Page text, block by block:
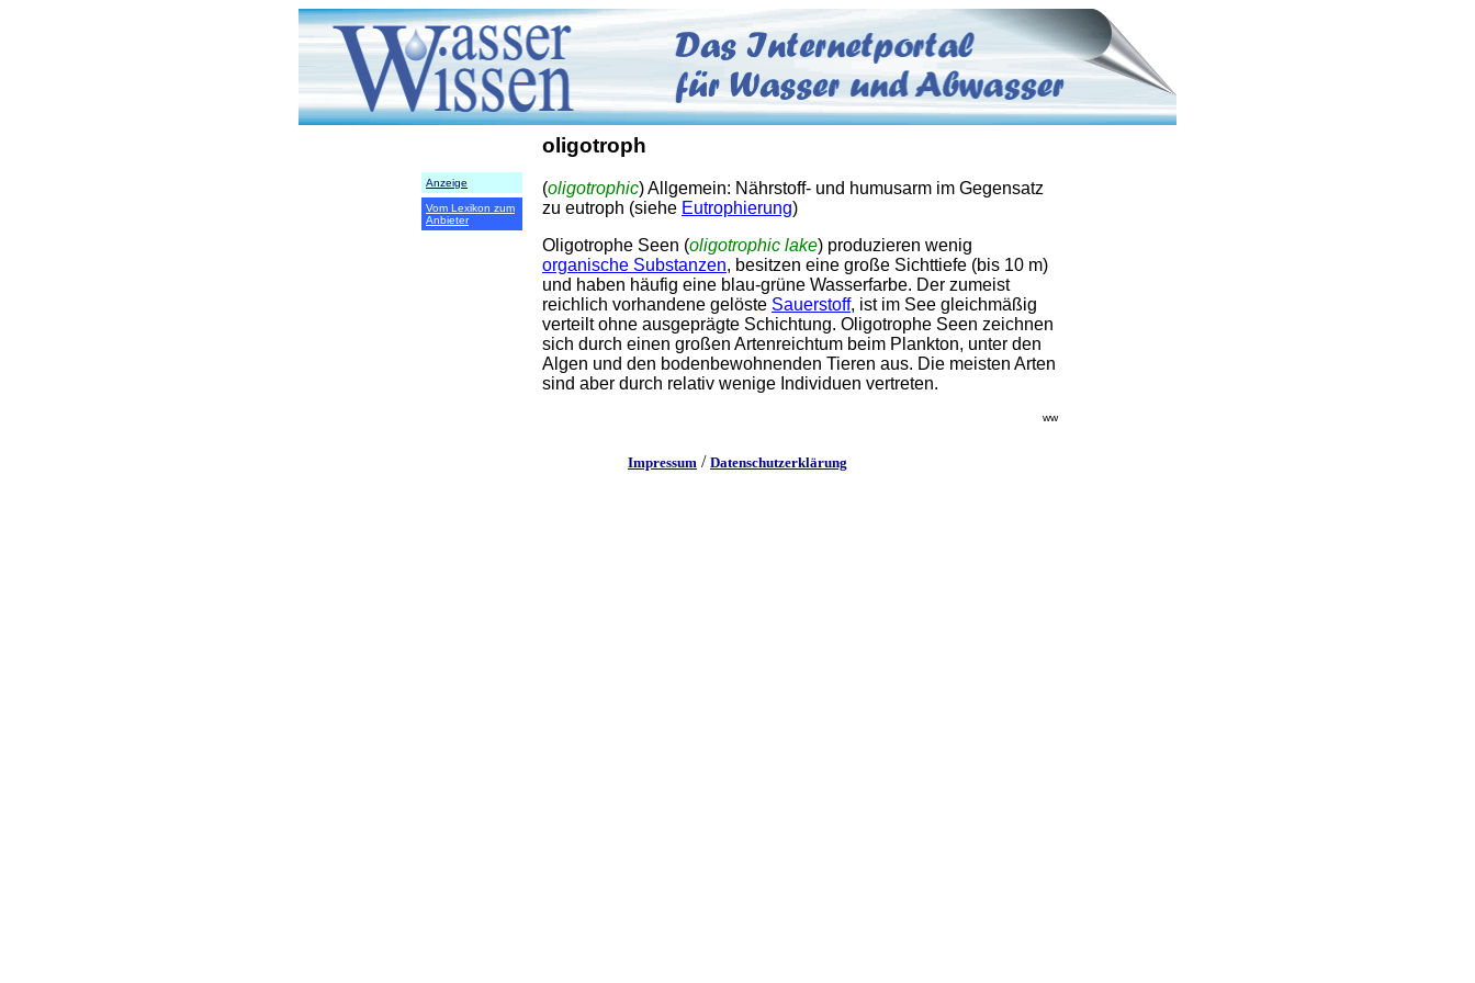
Anzeige
Vom Lexikon zum
Anbieter
oligotroph
(oligotrophic) Allgemein: Nährstoff- und humusarm im Gegensatz
zu eutroph (siehe Eutrophierung)
Oligotrophe Seen (oligotrophic lake) produzieren wenig
organische Substanzen, besitzen eine große Sichttiefe (bis 10 m)
und haben häufig eine blau-grüne Wasserfarbe. Der zumeist
reichlich vorhandene gelöste Sauerstoff, ist im See gleichmäßig
verteilt ohne ausgeprägte Schichtung. Oligotrophe Seen zeichnen
sich durch einen großen Artenreichtum beim Plankton, unter den
Algen und den bodenbewohnenden Tieren aus. Die meisten Arten
sind aber durch relativ wenige Individuen vertreten.
ww
Impressum / Datenschutzerklärung